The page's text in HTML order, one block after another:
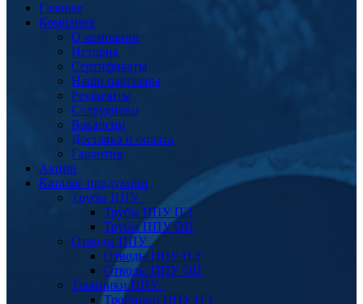
Главная
Компания
О компании
История
Сертификаты
Наши партнеры
Реквизиты
Сотрудники
Вакансии
Доставка и оплата
Гарантия
Акции
Каталог продукции
Трубы ППУ
Трубы ППУ ПЭ
Трубы ППУ ОЦ
Отводы ППУ
Отводы ППУ ПЭ
Отводы ППУ ОЦ
Тройники ППУ
Тройники ППУ ПЭ